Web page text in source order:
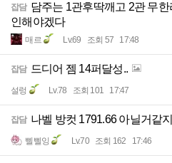
잡담 담주는 1관후딱깨고 2관 무
인해야겠다
매르 Lv.69 조회 57 17:48
잡담 드디어 젬 14퍼달성..
설렁 Lv.78 조회 101 17:47
잡담 나벨 방컷 1791.66 아닐거같
삘삘잉 Lv.70 조회 162 17:46